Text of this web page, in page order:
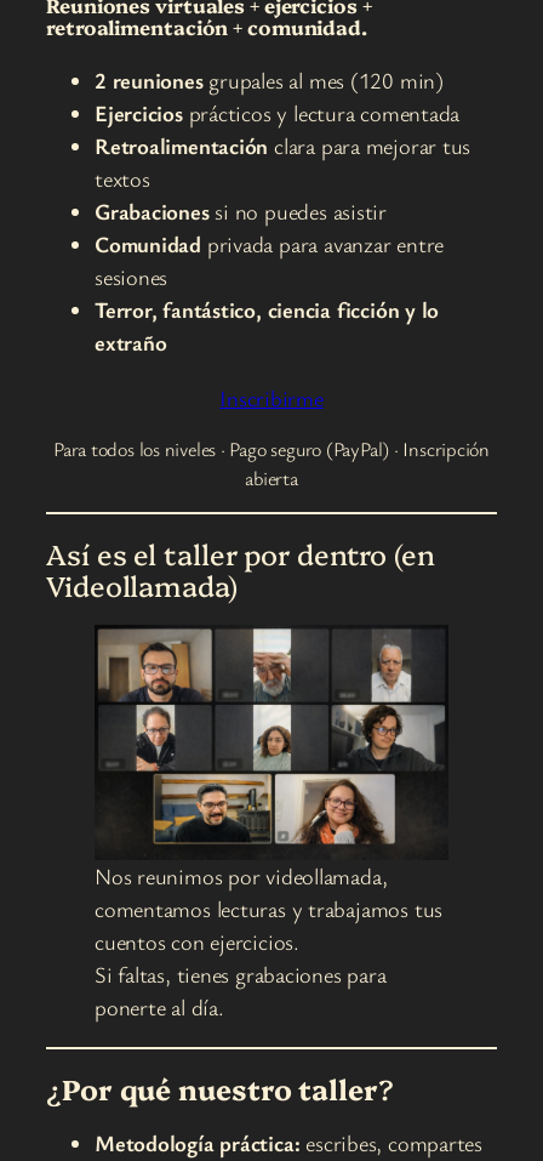
Reuniones virtuales + ejercicios +
retroalimentación + comunidad.
2 reunionesgrupales al mes (120 min)
Ejerciciosprácticos y lectura comentada
Retroalimentación clara para mejorar tus
textos
Grabacionessi no puedes asistir
Comunidad privada para avanzar entre
sesiones
Terror, fantástico, ciencia ficción y lo
extraño
Inscribirme
Para todos los niveles · Pago seguro (PayPal) · Inscripción
abierta
Así es el taller por dentro (en
Videollamada)
Nos reunimos por videollamada,
comentamos lecturas y trabajamos tus
cuentos con ejercicios.
Si faltas, tienes grabaciones para
ponerte al día.
¿Por qué nuestro taller?
Metodología práctica: escribes, compartes